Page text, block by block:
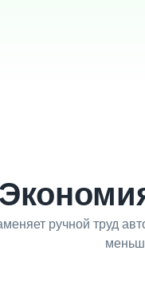
ручной труд